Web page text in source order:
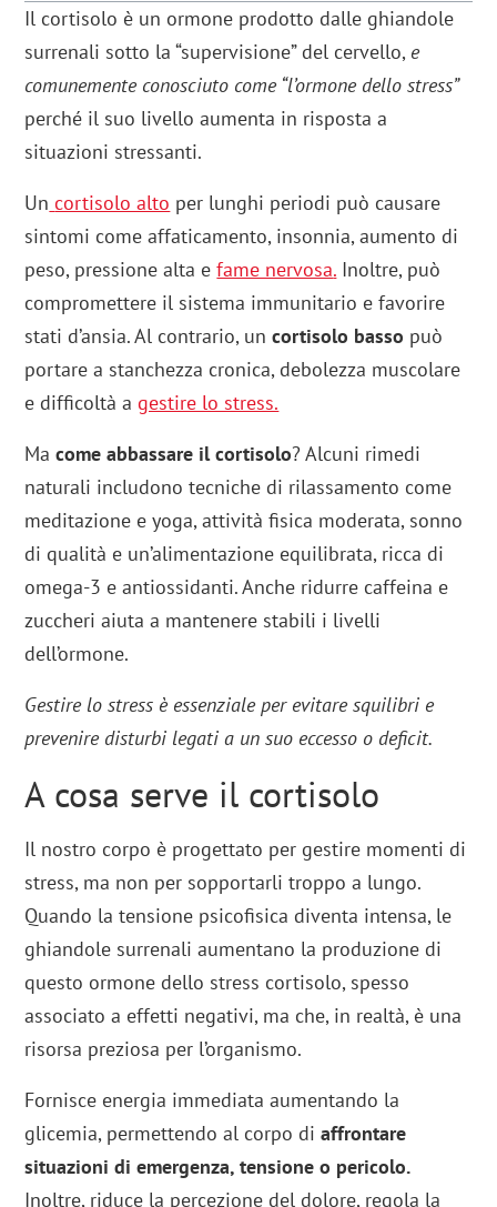
Il cortisolo è un ormone prodotto dalle ghiandole
surrenali sotto la “supervisione” del cervello, e
comunemente conosciuto come “l’ormone dello stress”
perché il suo livello aumenta in risposta a
situazioni stressanti.
Un cortisolo alto per lunghi periodi può causare
sintomi come affaticamento, insonnia, aumento di
peso, pressione alta efame nervosa. Inoltre, può
compromettere il sistema immunitario e favorire
stati d’ansia. Al contrario, uncortisolo basso può
portare a stanchezza cronica, debolezza muscolare
e difficoltà agestire lo stress.
Macome abbassare il cortisolo? Alcuni rimedi
naturali includono tecniche di rilassamento come
meditazione e yoga, attività fisica moderata, sonno
di qualità e un’alimentazione equilibrata, ricca di
omega-3 e antiossidanti. Anche ridurre caffeina e
zuccheri aiuta a mantenere stabili i livelli
dell’ormone.
Gestire lo stress è essenziale per evitare squilibri e
prevenire disturbi legati a un suo eccesso o deficit.
A cosa serve il cortisolo
Il nostro corpo è progettato per gestire momenti di
stress, ma non per sopportarli troppo a lungo.
Quando la tensione psicofisica diventa intensa, le
ghiandole surrenali aumentano la produzione di
questo ormone dello stress cortisolo, spesso
associato a effetti negativi, ma che, in realtà, è una
risorsa preziosa per l’organismo.
Fornisce energia immediata aumentando la
glicemia, permettendo al corpo diaffrontare
situazioni di emergenza, tensione o pericolo.
Inoltre, riduce la percezione del dolore, regola la